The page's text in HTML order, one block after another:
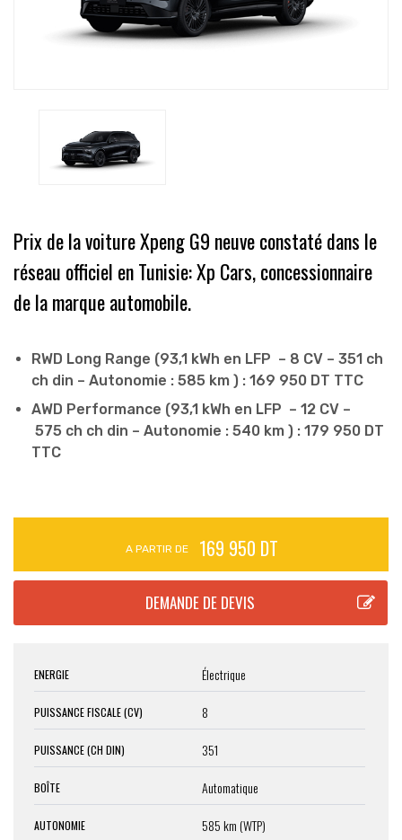
Prix de la voiture Xpeng G9 neuve constaté dans le
réseau officiel en Tunisie: Xp Cars, concessionnaire
de la marque automobile.
RWD Long Range (93,1 kWh en LFP – 8 CV – 351 ch
ch din – Autonomie : 585 km ) : 169 950 DT TTC
AWD Performance (93,1 kWh en LFP – 12 CV –
575 ch ch din – Autonomie : 540 km ) : 179 950 DT
TTC
A PARTIR DE 169 950 DT
ENERGIE Électrique
PUISSANCE FISCALE (CV) 8
PUISSANCE (CH DIN) 351
BOÎTE Automatique
AUTONOMIE 585 km (WTP)